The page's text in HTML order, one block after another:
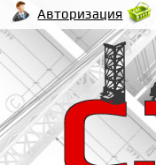
Авторизация